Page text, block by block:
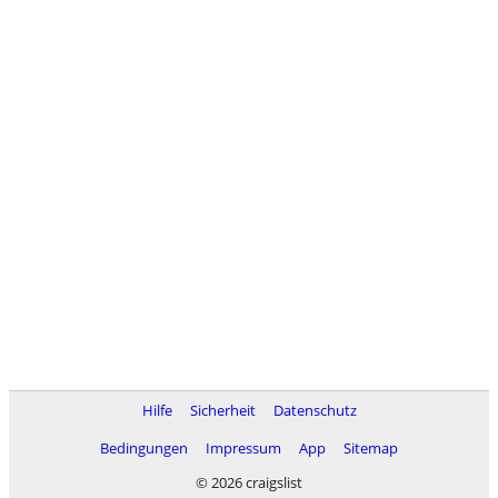
Hilfe Sicherheit
Datenschutz
Bedingungen
Impressum App
Sitemap
© 2026 craigslist